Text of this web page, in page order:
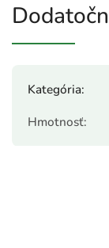
Kategória:
Hmotnosť: